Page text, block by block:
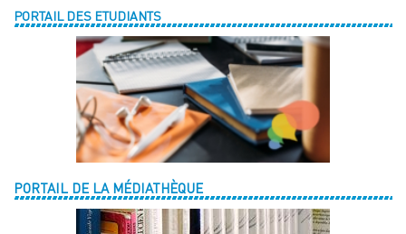
PORTAIL DES ETUDIANTS
PORTAIL DE LA MÉDIATHÈQUE